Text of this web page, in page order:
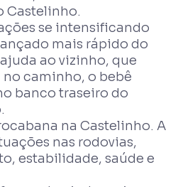
Castelinho.
se intensificando
mais rápido do
ao vizinho, que
caminho, o bebê
banco traseiro do
na Castelinho. A
nas rodovias,
estabilidade, saúde e